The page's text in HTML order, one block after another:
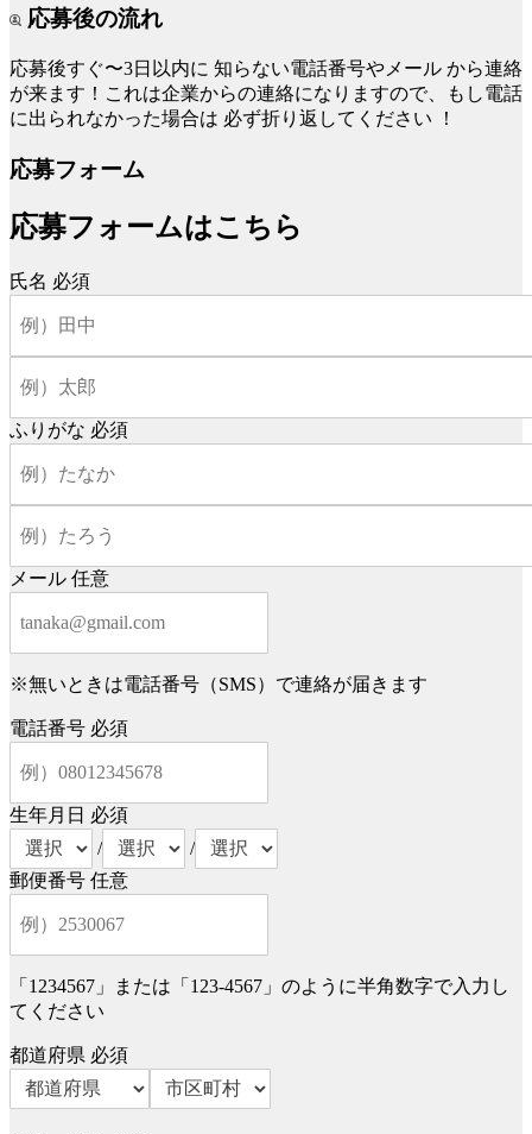
応募後の流れ
応募後すぐ〜3日以内に 知らない電話番号やメール から連絡
が来ます！これは企業からの連絡になりますので、もし電話
に出られなかった場合は 必ず折り返してください ！
応募フォーム
応募フォームはこちら
氏名 必須
ふりがな 必須
メール 任意
※無いときは電話番号（SMS）で連絡が届きます
電話番号 必須
生年月日 必須
/
/
郵便番号 任意
「1234567」または「123-4567」のように半角数字で入力し
てください
都道府県 必須